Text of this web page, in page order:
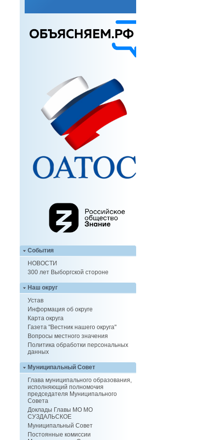
События
НОВОСТИ
300 лет Выборгской стороне
Наш округ
Устав
Информация об округе
Карта округа
Газета "Вестник нашего округа"
Вопросы местного значения
Политика обработки персональных
данных
Муниципальный Совет
Глава муниципального образования,
исполняющий полномочия
председателя Муниципального
Совета
Доклады Главы МО МО
СУЗДАЛЬСКОЕ
Муниципальный Совет
Постоянные комиссии